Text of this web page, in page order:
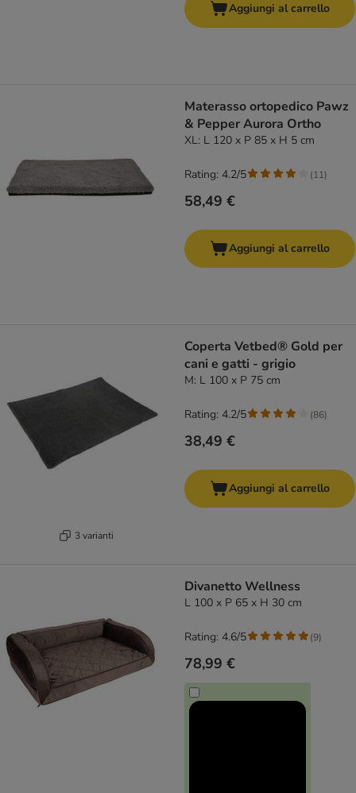
Aggiungi al carrello
Materasso ortopedico Pawz
& Pepper Aurora Ortho
XL: L 120 x P 85 x H 5 cm
58,49 €
Rating: 4.2/5 (11)
Aggiungi al carrello
3 varianti
Coperta Vetbed® Gold per
cani e gatti - grigio
M: L 100 x P 75 cm
38,49 €
Rating: 4.2/5 (86)
Aggiungi al carrello
Divanetto Wellness
L 100 x P 65 x H 30 cm
78,99 €
Rating: 4.6/5 (9)